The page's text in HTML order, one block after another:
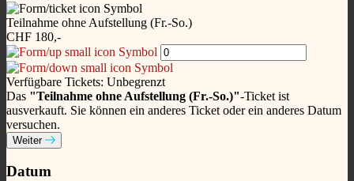
Teilnahme ohne Aufstellung (Fr.-So.)
CHF 180,-
Verfügbare Tickets: Unbegrenzt
Das "Teilnahme ohne Aufstellung (Fr.-So.)"-Ticket ist
ausverkauft. Sie können ein anderes Ticket oder ein anderes Datum
versuchen.
Weiter
Datum